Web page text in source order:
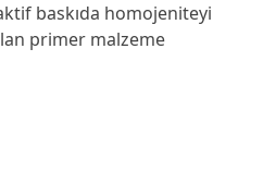
baskıda homojeniteyi
primer malzeme